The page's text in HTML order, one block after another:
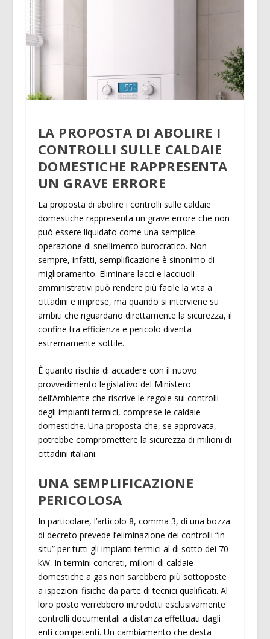
LA PROPOSTA DI ABOLIRE I
CONTROLLI SULLE CALDAIE
DOMESTICHE RAPPRESENTA
UN GRAVE ERRORE
La proposta di abolire i controlli sulle caldaie
domestiche rappresenta un grave errore che non
può essere liquidato come una semplice
operazione di snellimento burocratico. Non
sempre, infatti, semplificazione è sinonimo di
miglioramento. Eliminare lacci e lacciuoli
amministrativi può rendere più facile la vita a
cittadini e imprese, ma quando si interviene su
ambiti che riguardano direttamente la sicurezza, il
confine tra efficienza e pericolo diventa
estremamente sottile.
È quanto rischia di accadere con il nuovo
provvedimento legislativo del Ministero
dell’Ambiente che riscrive le regole sui controlli
degli impianti termici, comprese le caldaie
domestiche. Una proposta che, se approvata,
potrebbe compromettere la sicurezza di milioni di
cittadini italiani.
UNA SEMPLIFICAZIONE
PERICOLOSA
In particolare, l’articolo 8, comma 3, di una bozza
di decreto prevede l’eliminazione dei controlli “in
situ” per tutti gli impianti termici al di sotto dei 70
kW. In termini concreti, milioni di caldaie
domestiche a gas non sarebbero più sottoposte
a ispezioni fisiche da parte di tecnici qualificati. Al
loro posto verrebbero introdotti esclusivamente
controlli documentali a distanza effettuati dagli
enti competenti. Un cambiamento che desta